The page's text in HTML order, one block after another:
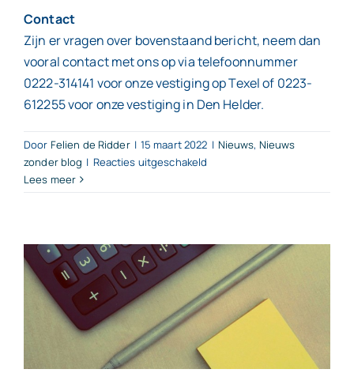
Contact
Zijn er vragen over bovenstaand bericht, neem dan
vooral contact met ons op via telefoonnummer
0222-314141 voor onze vestiging op Texel of 0223-
612255 voor onze vestiging in Den Helder.
Door Felien de Ridder | 15 maart 2022 | Nieuws, Nieuws
zonder blog | Reacties uitgeschakeld
maart
2022
geruisloos
de
Lees meer